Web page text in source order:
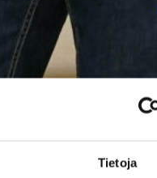
Tietoja